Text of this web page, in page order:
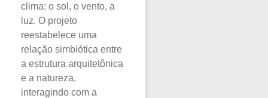
clima: o sol, o vento, a
luz. O projeto
reestabelece uma
relação simbiótica entre
a estrutura arquitetônica
e a natureza,
interagindo com a